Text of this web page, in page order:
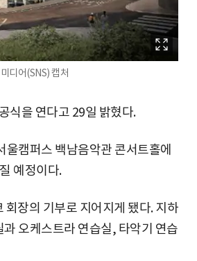
디어(SNS) 캡처
식을 연다고 29일 밝혔다.
캠퍼스 백남음악관 콘서트홀에
예정이다.
장의 기부로 지어지게 됐다. 지하
오케스트라 연습실, 타악기 연습